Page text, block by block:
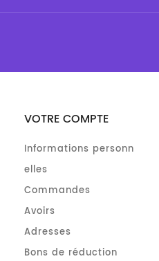
VOTRE COMPTE
Informations personn
elles
Commandes
Avoirs
Adresses
Bons de réduction